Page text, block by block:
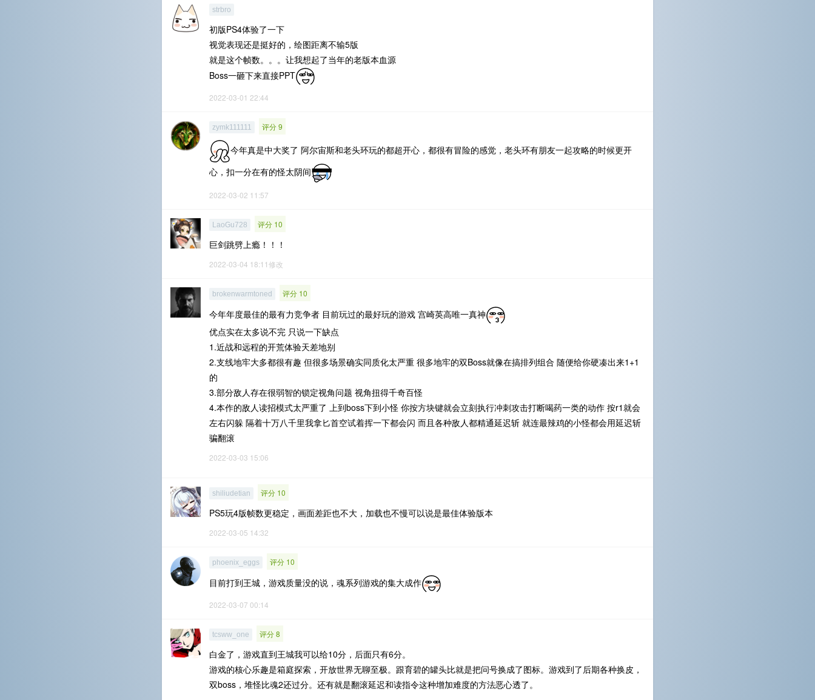
strbro
初版PS4体验了一下
视觉表现还是挺好的，绘图距离不输5版
就是这个帧数。。。让我想起了当年的老版本血源
Boss一砸下来直接PPT
2022-03-01 22:44
zymk111111 评分 9
今年真是中大奖了 阿尔宙斯和老头环玩的都超开心，都很有冒险的感觉，老头环有朋友一起攻略的时候更开
心，扣一分在有的怪太阴间
2022-03-02 11:57
LaoGu728 评分 10
巨剑跳劈上瘾！！！
2022-03-04 18:11修改
brokenwarmtoned 评分 10
今年年度最佳的最有力竞争者 目前玩过的最好玩的游戏 宫崎英高唯一真神
优点实在太多说不完 只说一下缺点
1.近战和远程的开荒体验天差地别
2.支线地牢大多都很有趣 但很多场景确实同质化太严重 很多地牢的双Boss就像在搞排列组合 随便给你硬凑出来1+1
的
3.部分敌人存在很弱智的锁定视角问题 视角扭得千奇百怪
4.本作的敌人读招模式太严重了 上到boss下到小怪 你按方块键就会立刻执行冲刺攻击打断喝药一类的动作 按r1就会
左右闪躲 隔着十万八千里我拿匕首空试着挥一下都会闪 而且各种敌人都精通延迟斩 就连最辣鸡的小怪都会用延迟斩
骗翻滚
2022-03-03 15:06
shiliudetian 评分 10
PS5玩4版帧数更稳定，画面差距也不大，加载也不慢可以说是最佳体验版本
2022-03-05 14:32
phoenix_eggs 评分 10
目前打到王城，游戏质量没的说，魂系列游戏的集大成作
2022-03-07 00:14
tcsww_one 评分 8
白金了，游戏直到王城我可以给10分，后面只有6分。
游戏的核心乐趣是箱庭探索，开放世界无聊至极。跟育碧的罐头比就是把问号换成了图标。游戏到了后期各种换皮，
双boss，堆怪比魂2还过分。还有就是翻滚延迟和读指令这种增加难度的方法恶心透了。